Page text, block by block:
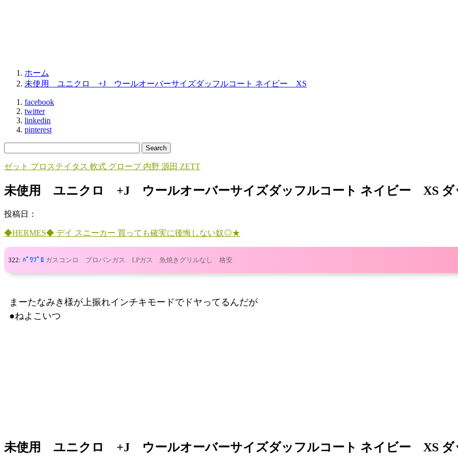
ホーム
未使用 ユニクロ +J ウールオーバーサイズダッフルコート ネイビー XS
facebook
twitter
linkedin
pinterest
ゼット プロステイタス 軟式 グローブ 内野 源田 ZETT
未使用 ユニクロ +J ウールオーバーサイズダッフルコート ネイビー XS ダ
投稿日：
◆HERMES◆ デイ スニーカー 買っても確実に後悔しない奴◎★
322: ﾊﾟﾜﾌﾟﾛ ガスコンロ プロパンガス LPガス 魚焼きグリルなし 格安
まーたなみき様が上振れインチキモードでドヤってるんだが
●ねよこいつ
未使用 ユニクロ +J ウールオーバーサイズダッフルコート ネイビー XS ダ